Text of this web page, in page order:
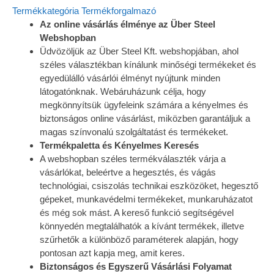
Termékkategória Termékforgalmazó
Az online vásárlás élménye az Über Steel
Webshopban
Üdvözöljük az Über Steel Kft. webshopjában, ahol
széles választékban kínálunk minőségi termékeket és
egyedülálló vásárlói élményt nyújtunk minden
látogatónknak. Webáruházunk célja, hogy
megkönnyítsük ügyfeleink számára a kényelmes és
biztonságos online vásárlást, miközben garantáljuk a
magas színvonalú szolgáltatást és termékeket.
Termékpaletta és Kényelmes Keresés
A webshopban széles termékválaszték várja a
vásárlókat, beleértve a hegesztés, és vágás
technológiai, csiszolás technikai eszközöket, hegesztő
gépeket, munkavédelmi termékeket, munkaruházatot
és még sok mást. A kereső funkció segítségével
könnyedén megtalálhatók a kívánt termékek, illetve
szűrhetők a különböző paraméterek alapján, hogy
pontosan azt kapja meg, amit keres.
Biztonságos és Egyszerű Vásárlási Folyamat